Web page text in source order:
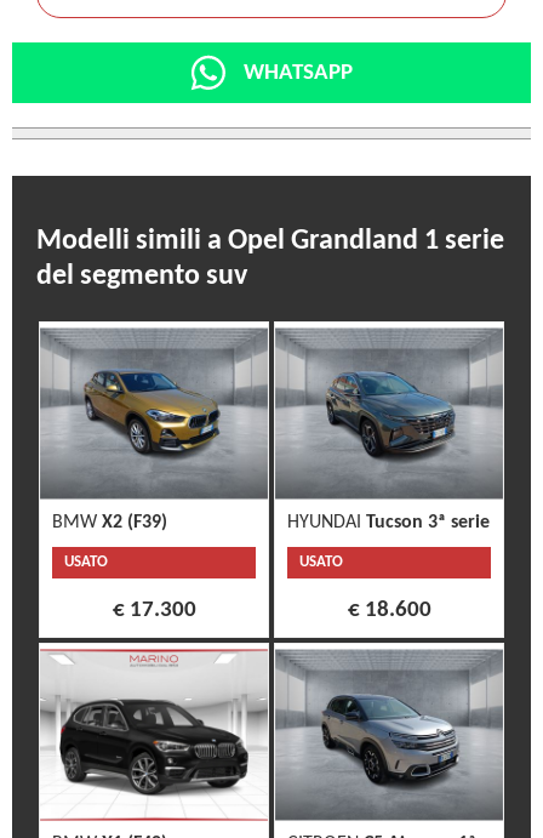
WHATSAPP
Modelli simili a Opel Grandland 1 serie
del segmento suv
BMW X2 (F39)
USATO
€ 17.300
HYUNDAI Tucson 3ª serie
USATO
€ 18.600